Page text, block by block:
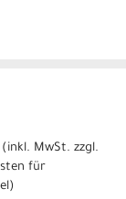
MwSt. zzgl.
für
)